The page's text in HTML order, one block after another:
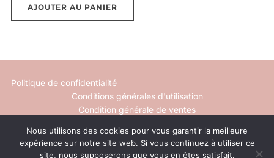
AJOUTER AU PANIER
Politique de confidentialité
Conditions générales d'utilisation
Condition générale de ventes
Mentions légales
Nous utilisons des cookies pour vous garantir la meilleure
expérience sur notre site web. Si vous continuez à utiliser ce
site, nous supposerons que vous en êtes satisfait.